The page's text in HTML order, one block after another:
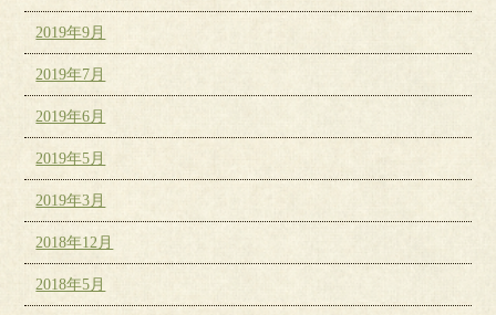
2019年9月
2019年7月
2019年6月
2019年5月
2019年3月
2018年12月
2018年5月